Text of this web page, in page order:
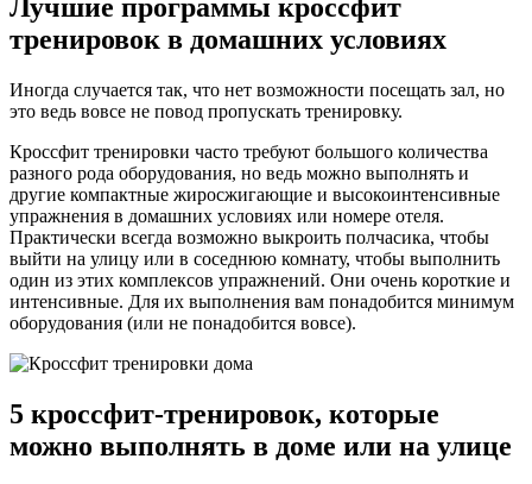
Лучшие программы кроссфит
тренировок в домашних условиях
Иногда случается так, что нет возможности посещать зал, но
это ведь вовсе не повод пропускать тренировку.
Кроссфит тренировки часто требуют большого количества
разного рода оборудования, но ведь можно выполнять и
другие компактные жиросжигающие и высокоинтенсивные
упражнения в домашних условиях или номере отеля.
Практически всегда возможно выкроить полчасика, чтобы
выйти на улицу или в соседнюю комнату, чтобы выполнить
один из этих комплексов упражнений. Они очень короткие и
интенсивные. Для их выполнения вам понадобится минимум
оборудования (или не понадобится вовсе).
5 кроссфит-тренировок, которые
можно выполнять в доме или на улице